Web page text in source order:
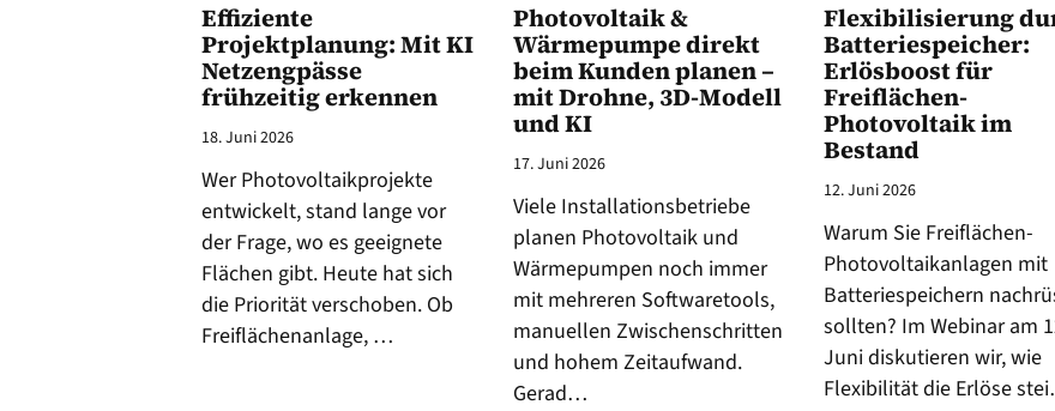
Effiziente
Projektplanung: Mit KI
Netzengpässe
frühzeitig erkennen
18. Juni 2026
Wer Photovoltaikprojekte
entwickelt, stand lange vor
der Frage, wo es geeignete
Flächen gibt. Heute hat sich
die Priorität verschoben. Ob
Freiflächenanlage, …
Photovoltaik &
Wärmepumpe direkt
beim Kunden planen –
mit Drohne, 3D-Modell
und KI
17. Juni 2026
Viele Installationsbetriebe
planen Photovoltaik und
Wärmepumpen noch immer
mit mehreren Softwaretools,
manuellen Zwischenschritten
und hohem Zeitaufwand.
Gerad…
Flexibilisierung
Batteriespeicher:
Erlösboost für
Freiflächen-
Photovoltaik im
Bestand
12. Juni 2026
Warum Sie Freiflächen-
Photovoltaikanlagen mit
Batteriespeichern
sollten? Im Webinar am
Juni diskutieren wir, wie
Flexibilität die Erlöse